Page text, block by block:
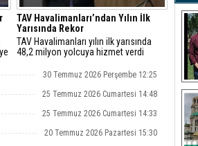
TAV Havalimanları’ndan Yılın İlk
Yarısında Rekor
TAV Havalimanları yılın ilk yarısında
48,2 milyon yolcuya hizmet verdi
30 Temmuz 2026 Perşembe 12:25
25 Temmuz 2026 Cumartesi 14:48
25 Temmuz 2026 Cumartesi 14:33
20 Temmuz 2026 Pazartesi 15:30